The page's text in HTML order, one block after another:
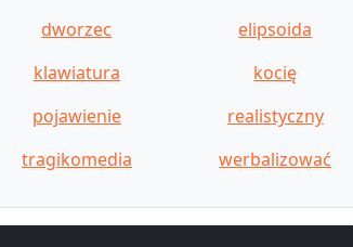
dworzec elipsoida
klawiatura kocię
pojawienie realistyczny
tragikomedia werbalizować